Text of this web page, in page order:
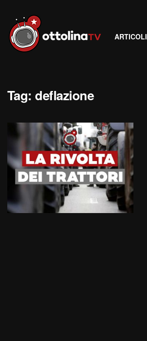
ARTICOLI
Tag:deflazione